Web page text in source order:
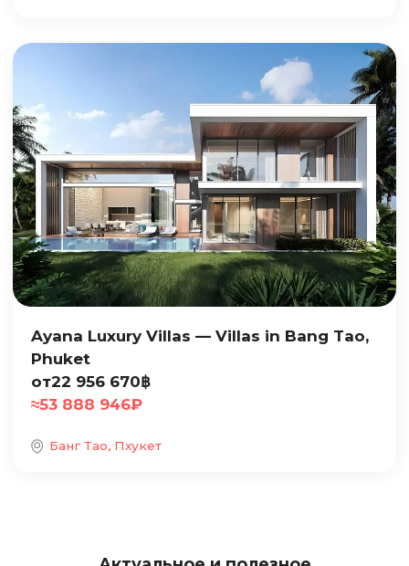
Ayana Luxury Villas — Villas in Bang Tao,
Phuket
от22 956 670฿
≈53 888 946₽
Банг Тао, Пхукет